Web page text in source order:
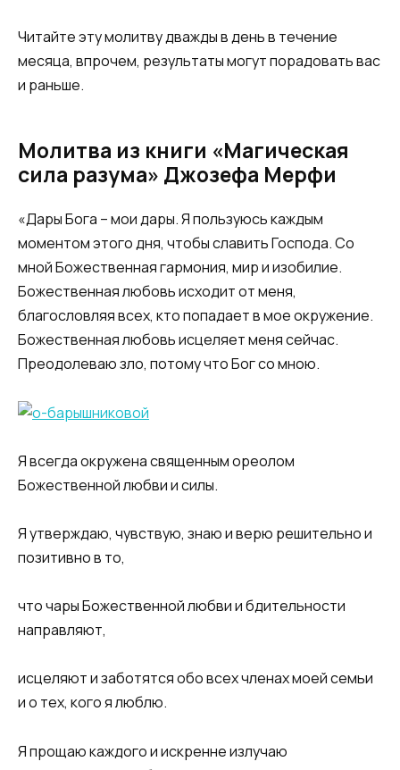
Читайте эту молитву дважды в день в течение
месяца, впрочем, результаты могут порадовать вас
и раньше.
Молитва из книги «Магическая
сила разума» Джозефа Мерфи
«Дары Бога – мои дары. Я пользуюсь каждым
моментом этого дня, чтобы славить Господа. Со
мной Божественная гармония, мир и изобилие.
Божественная любовь исходит от меня,
благословляя всех, кто попадает в мое окружение.
Божественная любовь исцеляет меня сейчас.
Преодолеваю зло, потому что Бог со мною.
Я всегда окружена священным ореолом
Божественной любви и силы.
Я утверждаю, чувствую, знаю и верю решительно и
позитивно в то,
что чары Божественной любви и бдительности
направляют,
исцеляют и заботятся обо всех членах моей семьи
и о тех, кого я люблю.
Я прощаю каждого и искренне излучаю